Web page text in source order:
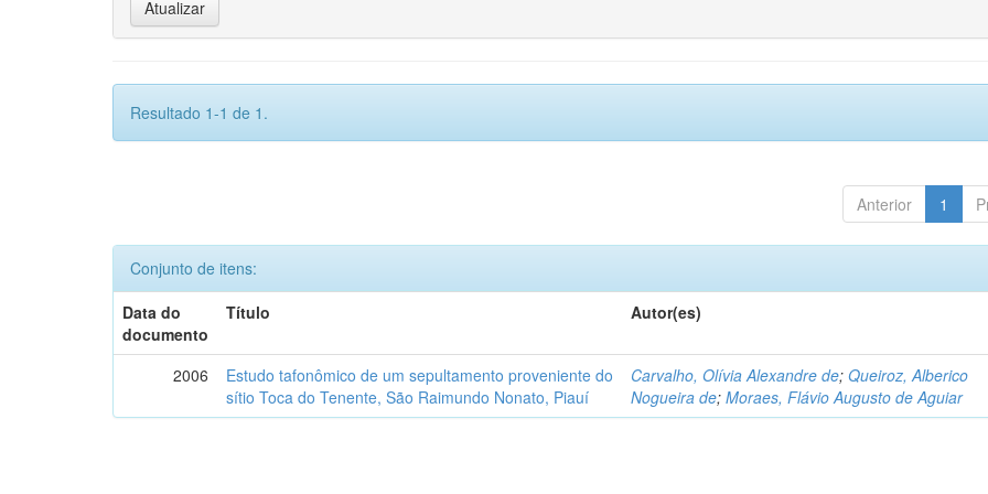
Resultado 1-1 de 1.
Anterior 1
Conjunto de itens:
Data do
documento
Título Autor(es)
2006
Estudo tafonômico de um sepultamento proveniente do
sítio Toca do Tenente, São Raimundo Nonato, Piauí
Carvalho, Olívia Alexandre de;Queiroz, Alberico
Nogueira de;Moraes, Flávio Augusto de Aguiar